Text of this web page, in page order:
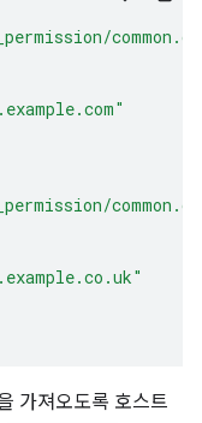
가져오도록 호스트